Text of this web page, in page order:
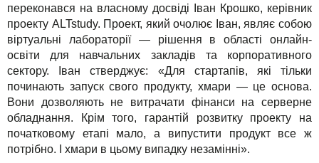
переконався на власному досвіді Іван Крошко, керівник
проекту ALTstudy. Проект, який очолює Іван, являє собою
віртуальні лабораторії — рішення в області онлайн-
освіти для навчальних закладів та корпоративного
сектору. Іван стверджує: «Для стартапів, які тільки
починають запуск свого продукту, хмари — це основа.
Вони дозволяють не витрачати фінанси на серверне
обладнання. Крім того, гарантій розвитку проекту на
початковому етапі мало, а випустити продукт все ж
потрібно. І хмари в цьому випадку незамінні».